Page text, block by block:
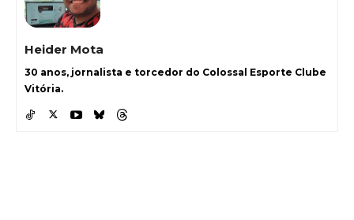
Heider Mota
30 anos, jornalista e torcedor do Colossal Esporte Clube
Vitória.